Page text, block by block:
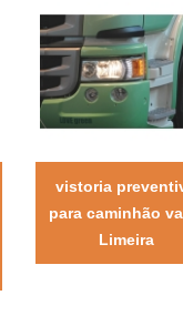
vistoria
para caminhão
Limeira